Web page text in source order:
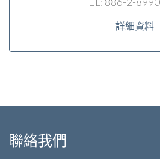
詳細資料
聯絡我們